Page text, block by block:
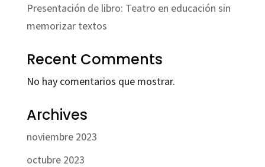
Presentación de libro: Teatro en educación sin
memorizar textos
Recent Comments
No hay comentarios que mostrar.
Archives
noviembre 2023
octubre 2023